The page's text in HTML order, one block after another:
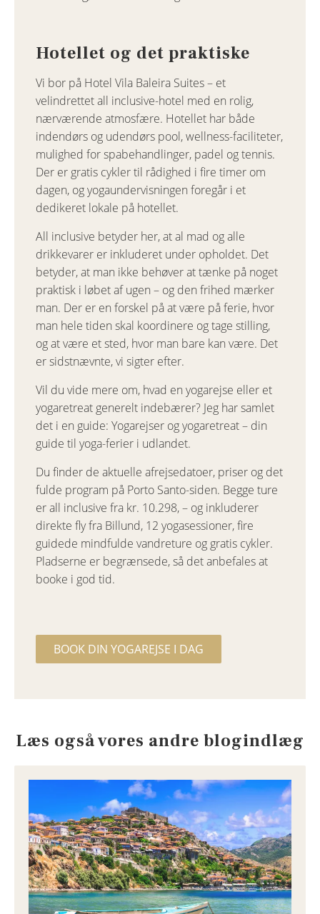
Hotellet og det praktiske
Vi bor på Hotel Vila Baleira Suites – et
velindrettet all inclusive-hotel med en rolig,
nærværende atmosfære. Hotellet har både
indendørs og udendørs pool, wellness-faciliteter,
mulighed for spabehandlinger, padel og tennis.
Der er gratis cykler til rådighed i fire timer om
dagen, og yogaundervisningen foregår i et
dedikeret lokale på hotellet.
All inclusive betyder her, at al mad og alle
drikkevarer er inkluderet under opholdet. Det
betyder, at man ikke behøver at tænke på noget
praktisk i løbet af ugen – og den frihed mærker
man. Der er en forskel på at være på ferie, hvor
man hele tiden skal koordinere og tage stilling,
og at være et sted, hvor man bare kan være. Det
er sidstnævnte, vi sigter efter.
Vil du vide mere om, hvad en yogarejse eller et
yogaretreat generelt indebærer? Jeg har samlet
det i en guide: Yogarejser og yogaretreat – din
guide til yoga-ferier i udlandet.
Du finder de aktuelle afrejsedatoer, priser og det
fulde program på Porto Santo-siden. Begge ture
er all inclusive fra kr. 10.298, – og inkluderer
direkte fly fra Billund, 12 yogasessioner, fire
guidede mindfulde vandreture og gratis cykler.
Pladserne er begrænsede, så det anbefales at
booke i god tid.
BOOK DIN YOGAREJSE I DAG
Læs også vores andre blogindlæg